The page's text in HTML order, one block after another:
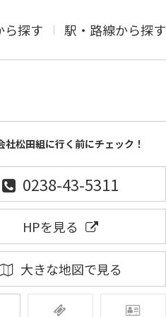
ら探す 駅・路線から探す
社松田組に行く前にチェック！
0238-43-5311
HPを見る
大きな地図で見る